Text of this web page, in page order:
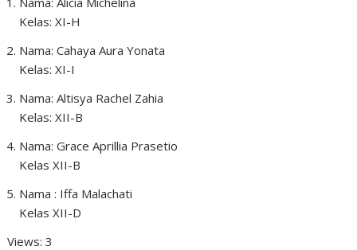
Kelas: XI-H
Nama: Cahaya Aura Yonata
Kelas: XI-I
Nama: Altisya Rachel Zahia
Kelas: XII-B
Nama: Grace Aprillia Prasetio
Kelas XII-B
Nama : Iffa Malachati
Kelas XII-D
Views: 3